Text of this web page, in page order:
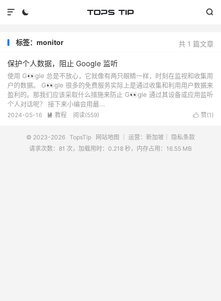
 

共 1 篇文章
标签：monitor
保护个人数据，阻止 Google 监听
使用 G👀gle 总是不放心，它就像有两只眼睛一样，时刻在监视和收集用
户的数据。 G👀gle 很多的免费服务实际上是通过收集和利用用户数据来
盈利的。那我们应该采取什么措施来防止 G👀gle 通过其设备或应用监听
个人对话呢？ 接下来小编会用最...
 赞(1 )
2024-05-16  教程 阅读(559)
© 2023-2026 TopsTip 网站地图 ｜ 运营：新加坡｜
隐私条款
请求次数：81 次，加载用时：0.218 秒，内存占用：16.55 MB